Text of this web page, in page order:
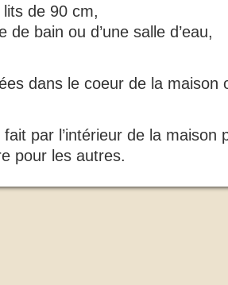
de 90 cm,
de bain ou d’une salle d’eau,
dans le coeur de la maison
par l’intérieur de la maison
pour les autres.